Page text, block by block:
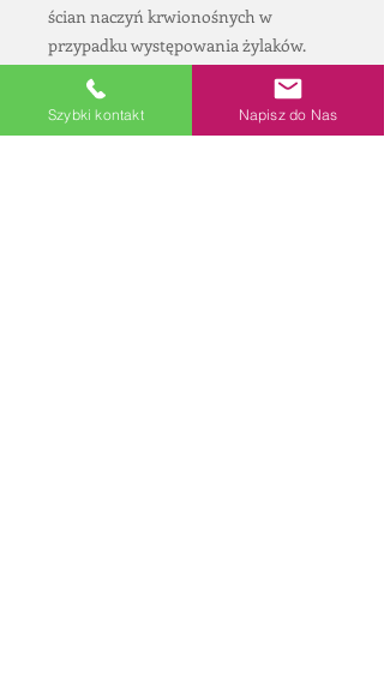
ścian naczyń krwionośnych w
przypadku występowania żylaków.
Delikatnie chłodzi i nawilża skórę.
Szybki kontakt Napisz do Nas